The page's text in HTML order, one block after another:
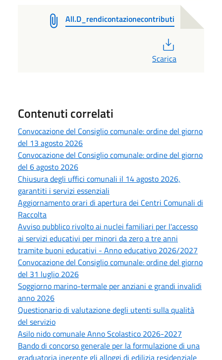
All.D_rendicontazionecontributi
Scarica
Contenuti correlati
Convocazione del Consiglio comunale: ordine del giorno
del 13 agosto 2026
Convocazione del Consiglio comunale: ordine del giorno
del 6 agosto 2026
Chiusura degli uffici comunali il 14 agosto 2026,
garantiti i servizi essenziali
Aggiornamento orari di apertura dei Centri Comunali di
Raccolta
Avviso pubblico rivolto ai nuclei familiari per l'accesso
ai servizi educativi per minori da zero a tre anni
tramite buoni educativi - Anno educativo 2026/2027
Convocazione del Consiglio comunale: ordine del giorno
del 31 luglio 2026
Soggiorno marino-termale per anziani e grandi invalidi
anno 2026
Questionario di valutazione degli utenti sulla qualità
del servizio
Asilo nido comunale Anno Scolastico 2026-2027
Bando di concorso generale per la formulazione di una
graduatoria inerente gli alloggi di edilizia residenziale